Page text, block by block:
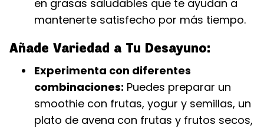
en grasas saludables que te ayudan a
mantenerte satisfecho por más tiempo.
Añade Variedad a Tu Desayuno:
Experimenta con diferentes
combinaciones: Puedes preparar un
smoothie con frutas, yogur y semillas, un
plato de avena con frutas y frutos secos,